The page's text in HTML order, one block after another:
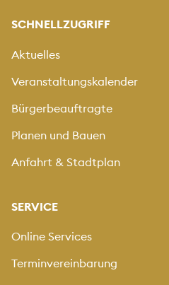
SCHNELLZUGRIFF
Aktuelles
Veranstaltungskalender
Bürgerbeauftragte
Planen und Bauen
Anfahrt & Stadtplan
SERVICE
Online Services
Terminvereinbarung